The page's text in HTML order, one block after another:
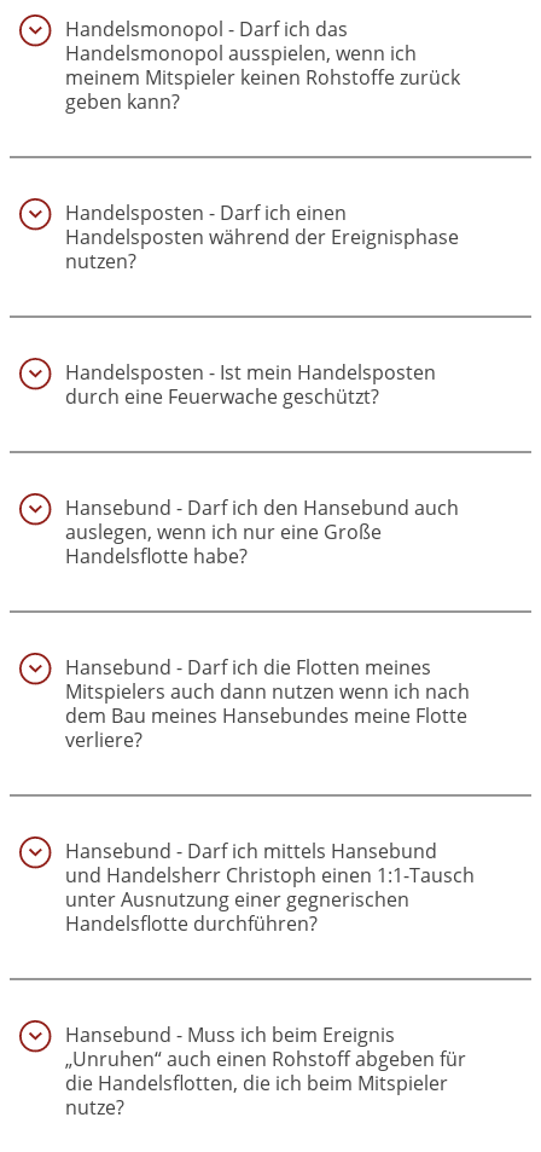
Handelsmonopol - Darf ich das
Handelsmonopol ausspielen, wenn ich
meinem Mitspieler keinen Rohstoffe zurück
geben kann?
Handelsposten - Darf ich einen
Handelsposten während der Ereignisphase
nutzen?
Handelsposten - Ist mein Handelsposten
durch eine Feuerwache geschützt?
Hansebund - Darf ich den Hansebund auch
auslegen, wenn ich nur eine Große
Handelsflotte habe?
Hansebund - Darf ich die Flotten meines
Mitspielers auch dann nutzen wenn ich nach
dem Bau meines Hansebundes meine Flotte
verliere?
Hansebund - Darf ich mittels Hansebund
und Handelsherr Christoph einen 1:1-Tausch
unter Ausnutzung einer gegnerischen
Handelsflotte durchführen?
Hansebund - Muss ich beim Ereignis
„Unruhen“ auch einen Rohstoff abgeben für
die Handelsflotten, die ich beim Mitspieler
nutze?